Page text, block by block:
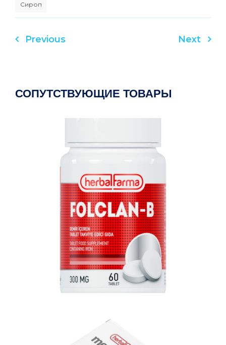
Сироп
Навигация
записям
Previous Next
СОПУТСТВУЮЩИЕ ТОВАРЫ